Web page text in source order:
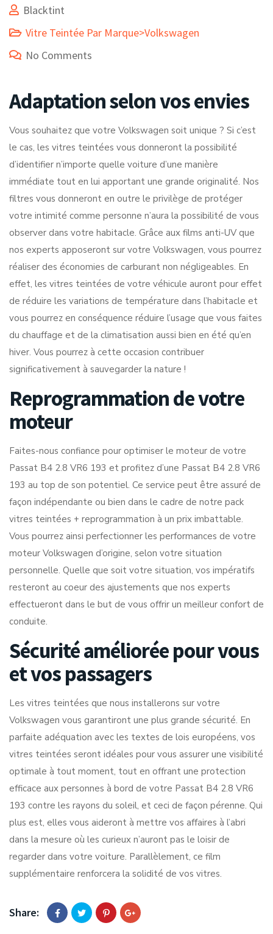
Blacktint
Vitre Teintée Par Marque>Volkswagen
No Comments
Adaptation selon vos envies
Vous souhaitez que votre Volkswagen soit unique ? Si c’est
le cas, les vitres teintées vous donneront la possibilité
d’identifier n’importe quelle voiture d’une manière
immédiate tout en lui apportant une grande originalité. Nos
filtres vous donneront en outre le privilège de protéger
votre intimité comme personne n’aura la possibilité de vous
observer dans votre habitacle. Grâce aux films anti-UV que
nos experts apposeront sur votre Volkswagen, vous pourrez
réaliser des économies de carburant non négligeables. En
effet, les vitres teintées de votre véhicule auront pour effet
de réduire les variations de température dans l’habitacle et
vous pourrez en conséquence réduire l’usage que vous faites
du chauffage et de la climatisation aussi bien en été qu’en
hiver. Vous pourrez à cette occasion contribuer
significativement à sauvegarder la nature !
Reprogrammation de votre
moteur
Faites-nous confiance pour optimiser le moteur de votre
Passat B4 2.8 VR6 193 et profitez d’une Passat B4 2.8 VR6
193 au top de son potentiel. Ce service peut être assuré de
façon indépendante ou bien dans le cadre de notre pack
vitres teintées + reprogrammation à un prix imbattable.
Vous pourrez ainsi perfectionner les performances de votre
moteur Volkswagen d’origine, selon votre situation
personnelle. Quelle que soit votre situation, vos impératifs
resteront au coeur des ajustements que nos experts
effectueront dans le but de vous offrir un meilleur confort de
conduite.
Sécurité améliorée pour vous
et vos passagers
Les vitres teintées que nous installerons sur votre
Volkswagen vous garantiront une plus grande sécurité. En
parfaite adéquation avec les textes de lois européens, vos
vitres teintées seront idéales pour vous assurer une visibilité
optimale à tout moment, tout en offrant une protection
efficace aux personnes à bord de votre Passat B4 2.8 VR6
193 contre les rayons du soleil, et ceci de façon pérenne. Qui
plus est, elles vous aideront à mettre vos affaires à l’abri
dans la mesure où les curieux n’auront pas le loisir de
regarder dans votre voiture. Parallèlement, ce film
supplémentaire renforcera la solidité de vos vitres.
Share: